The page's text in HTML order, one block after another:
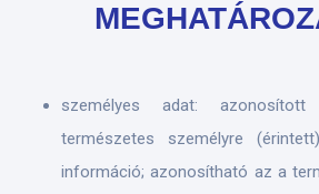
személyes adat: azonosított
természetes személyre
információ; azonosítható az a